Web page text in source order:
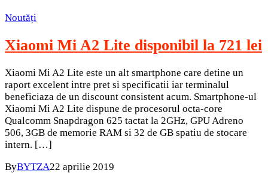
Noutăți
Xiaomi Mi A2 Lite disponibil la 721 lei
Xiaomi Mi A2 Lite este un alt smartphone care detine un
raport excelent intre pret si specificatii iar terminalul
beneficiaza de un discount consistent acum. Smartphone-ul
Xiaomi Mi A2 Lite dispune de procesorul octa-core
Qualcomm Snapdragon 625 tactat la 2GHz, GPU Adreno
506, 3GB de memorie RAM si 32 de GB spatiu de stocare
intern. […]
ByBYTZA22 aprilie 2019